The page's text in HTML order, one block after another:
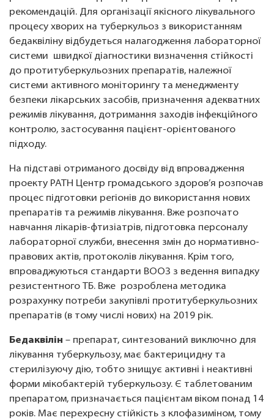
рекомендацій. Для організації якісного лікувального
процесу хворих на туберкульоз з використанням
бедаквіліну відбудеться налагодження лабораторної
системи швидкої діагностики визначення стійкості
до протитуберкульозних препаратів, належної
системи активного моніторингу та менеджменту
безпеки лікарських засобів, призначення адекватних
режимів лікування, дотримання заходів інфекційного
контролю, застосування пацієнт-орієнтованого
підходу.
На підставі отриманого досвіду від впровадження
проекту PATH Центр громадського здоров’я розпочав
процес підготовки регіонів до використання нових
препаратів та режимів лікування. Вже розпочато
навчання лікарів-фтизіатрів, підготовка персоналу
лабораторної служби, внесення змін до нормативно-
правових актів, протоколів лікування. Крім того,
впроваджуються стандарти ВООЗ з ведення випадку
резистентного ТБ. Вже розроблена методика
розрахунку потреби закупівлі протитуберкульозних
препаратів (в тому числі нових) на 2019 рік.
Бедаквілін – препарат, синтезований виключно для
лікування туберкульозу, має бактерицидну та
стерилізуючу дію, тобто знищує активні і неактивні
форми мікобактерій туберкульозу. Є таблетованим
препаратом, призначається пацієнтам віком понад 14
років. Має перехресну стійкість з клофазиміном, тому